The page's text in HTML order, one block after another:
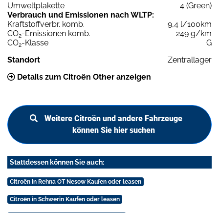
Umweltplakette
4 (Green)
Verbrauch und Emissionen nach WLTP:
Kraftstoffverbr. komb.
9,4 l/100km
CO2-Emissionen komb.
249 g/km
CO2-Klasse
G
Standort
Zentrallager
Details zum Citroën Other anzeigen
Weitere Citroën und andere Fahrzeuge
können Sie hier suchen
Stattdessen können Sie auch:
Citroën in Rehna OT Nesow Kaufen oder leasen
Citroën in Schwerin Kaufen oder leasen